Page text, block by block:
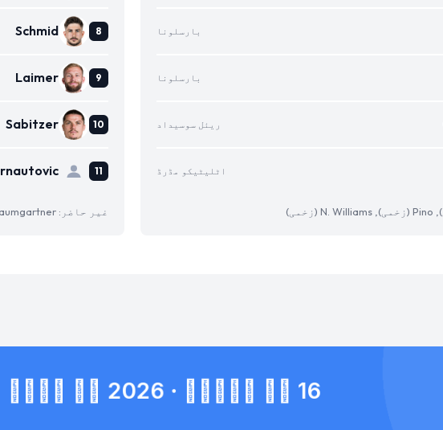
بارسلونا
بارسلونا
ریئل سوسیداد
اٹلیٹیکو مڈرڈ
Schmid
Laimer
Sabitzer
غیر حاضر: Baumgartner (زخمی)